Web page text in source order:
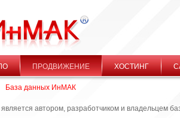
ПРОДВИЖЕНИЕ ХОСТИНГ
База данных ИнМАК
автором, разработчиком и владельцем